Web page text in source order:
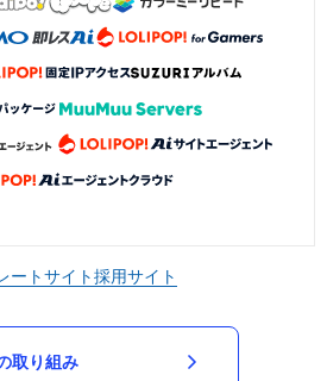
ートサイト採用サイト
取り組み